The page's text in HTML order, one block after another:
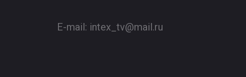
E-mail: intex_tv@mail.ru